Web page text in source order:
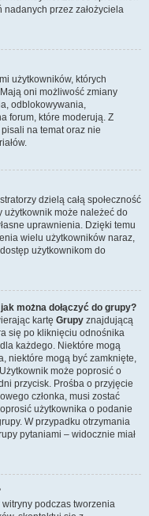
przez założyciela
użytkowników, których
oni możliwość zmiany
odblokowywania,
forum, które moderują. Z
na temat oraz nie
dzielą całą społeczność
użytkownik może należeć do
uprawnienia. Dzięki temu
wielu użytkowników naraz,
użytkownikom do
można dołączyć do grupy?
kartę Grupy znajdującą
się po kliknięciu odnośnika
każdego. Niektóre mogą
niektóre mogą być zamknięte,
może poprosić o
przycisk. Prośba o przyjęcie
członka, musi zostać
użytkownika o podanie
W przypadku otrzymania
pytaniami – widocznie miał
podczas tworzenia